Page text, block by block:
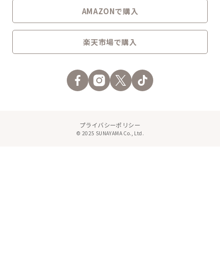
AMAZONで購入
楽天市場で購入
© 2025 SUNAYAMA Co., Ltd.
プライバシーポリシー